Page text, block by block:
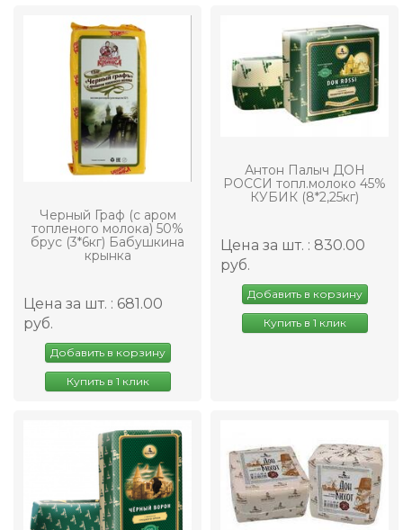
Черный Граф (с аром
топленого молока) 50%
брус (3*6кг) Бабушкина
крынка
Цена за шт. : 681.00
руб.
Добавить в корзину
Купить в 1 клик
Антон Палыч ДОН
РОССИ топл.молоко 45%
КУБИК (8*2,25кг)
Цена за шт. : 830.00
руб.
Добавить в корзину
Купить в 1 клик